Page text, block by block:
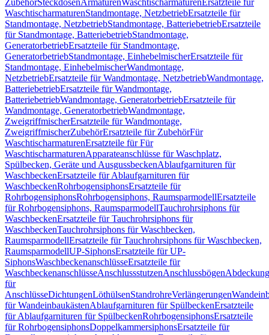
ZubehörSteckdosenArmaturenWaschtischarmaturen Ersatzteile für
WaschtischarmaturenStandmontage, NetzbetriebErsatzteile für
Standmontage, NetzbetriebStandmontage, BatteriebetriebErsatzteile
für Standmontage, BatteriebetriebStandmontage,
GeneratorbetriebErsatzteile für Standmontage,
GeneratorbetriebStandmontage, EinhebelmischerErsatzteile für
Standmontage, EinhebelmischerWandmontage,
NetzbetriebErsatzteile für Wandmontage, NetzbetriebWandmontage,
BatteriebetriebErsatzteile für Wandmontage,
BatteriebetriebWandmontage, GeneratorbetriebErsatzteile für
Wandmontage, GeneratorbetriebWandmontage,
ZweigriffmischerErsatzteile für Wandmontage,
ZweigriffmischerZubehörErsatzteile für ZubehörFür
WaschtischarmaturenErsatzteile für Für
WaschtischarmaturenApparateanschlüsse für Waschplatz,
Spülbecken, Geräte und AusgussbeckenAblaufgarnituren für
WaschbeckenErsatzteile für Ablaufgarnituren für
WaschbeckenRohrbogensiphonsErsatzteile für
RohrbogensiphonsRohrbogensiphons, RaumsparmodellErsatzteile
für Rohrbogensiphons, RaumsparmodellTauchrohrsiphons für
WaschbeckenErsatzteile für Tauchrohrsiphons für
WaschbeckenTauchrohrsiphons für Waschbecken,
RaumsparmodellErsatzteile für Tauchrohrsiphons für Waschbecken,
RaumsparmodellUP-SiphonsErsatzteile für UP-
SiphonsWaschbeckenanschlüsseErsatzteile für
WaschbeckenanschlüsseAnschlussstutzenAnschlussbögen
für
AnschlüsseDichtungenLöthülsenStandrohreVerlängerungen
für WandeinbaukästenAblaufgarnituren für SpülbeckenErsatzteile
für Ablaufgarnituren für SpülbeckenRohrbogensiphonsErsatzteile
für RohrbogensiphonsDoppelkammersiphonsErsatzteile für